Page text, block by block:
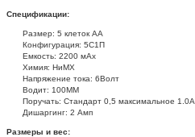
Спецификации:
Размер: 5 клеток АА
Конфигурация: 5С1П
Емкость: 2200 мАх
Химия: НиМХ
Напряжение тока: 6Волт
Водит: 100ММ
Поручать: Стандарт 0,5 максимальное 1.0А
Дишаргинг: 2 Амп
Размеры и вес: